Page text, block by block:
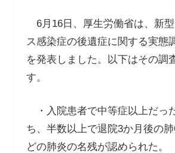
6月 16日、厚生労働省は、新
ス感染症の後遺症に関する実態
を発表しました。以下はその調
す。
・入院患者で中等症以上だっ
ち、半数以上で退院3か月後の肺
どの肺炎の名残が認められた。